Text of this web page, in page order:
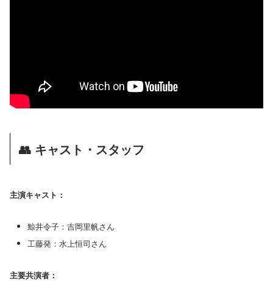
👥 キャスト・スタッフ
主演キャスト：
鯨井令子：吉岡里帆さん
工藤発：水上恒司さん
主要共演者：